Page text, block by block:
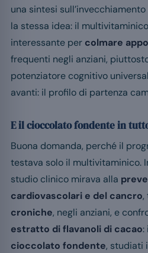
una sintesi
la stessa idea: il
interessante per colmare
frequenti negli anziani,
potenziatore cognitivo
avanti: il profilo di partenza
E il cioccolato fondente in
Buona domanda, perché il
testava solo il multivitaminico.
studio clinico mirava alla
cardiovascolari e del cancro,
croniche, negli anziani, e
estratto di flavanoli di cacao:
cioccolato fondente, studiati